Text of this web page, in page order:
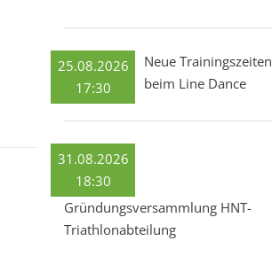
25.08.2026
17:30
Neue Trainingszeiten
beim Line Dance
31.08.2026
18:30
Gründungsversammlung HNT-
Triathlonabteilung